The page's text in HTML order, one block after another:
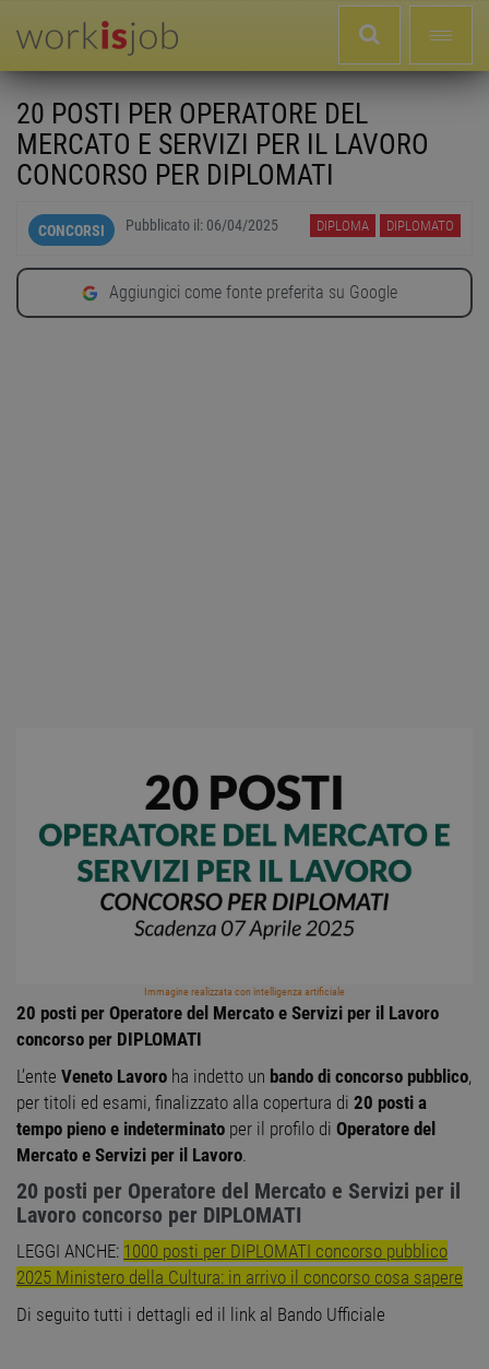
20 POSTI PER OPERATORE DEL
MERCATO E SERVIZI PER IL LAVORO
CONCORSO PER DIPLOMATI
CONCORSI Pubblicato il: 06/04/2025 DIPLOMA DIPLOMATO
Aggiungici come fonte preferita su Google
Immagine realizzata con intelligenza artificiale
20 posti per Operatore del Mercato e Servizi per il Lavoro
concorso per DIPLOMATI
L’ente Veneto Lavoro ha indetto un bando di concorso pubblico,
per titoli ed esami, finalizzato alla copertura di 20 posti a
tempo pieno e indeterminato per il profilo di Operatore del
Mercato e Servizi per il Lavoro.
20 posti per Operatore del Mercato e Servizi per il
Lavoro concorso per DIPLOMATI
LEGGI ANCHE: 1000 posti per DIPLOMATI concorso pubblico
2025 Ministero della Cultura: in arrivo il concorso cosa sapere
Di seguito tutti i dettagli ed il link al Bando Ufficiale